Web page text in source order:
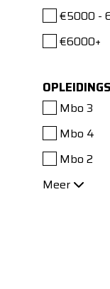
€5000 -
€6000+
Mbo 3
Mbo 4
Mbo 2
Meer